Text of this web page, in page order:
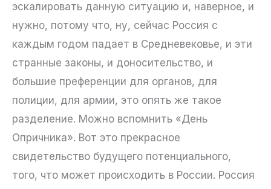
эскалировать данную ситуацию и, наверное, и
нужно, потому что, ну, сейчас Россия с
каждым годом падает в Средневековье, и эти
странные законы, и доносительство, и
большие преференции для органов, для
полиции, для армии, это опять же такое
разделение. Можно вспомнить «День
Опричника». Вот это прекрасное
свидетельство будущего потенциального,
того, что может происходить в России. Россия